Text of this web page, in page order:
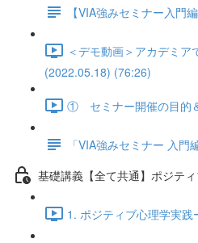
【VIA強みセミナー入門
＜デモ動画＞アカデミア
(2022.05.18) (76:26)
① セミナー開催の目的
「VIA強みセミナー 入門
基礎講義【全て共通】ポジテ
1. ポジティブ心理学実